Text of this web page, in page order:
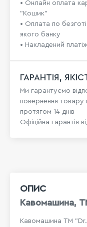
• Онлайн оплата
"Кошик"
• Оплата по
якого банку
• Накладений
ГАРАНТІЯ,
Ми гарантуємо
повернення товару
протягом 14 днів
Офіційна гарантія
ОПИС
Кавомашина,
Кавомашина ТМ